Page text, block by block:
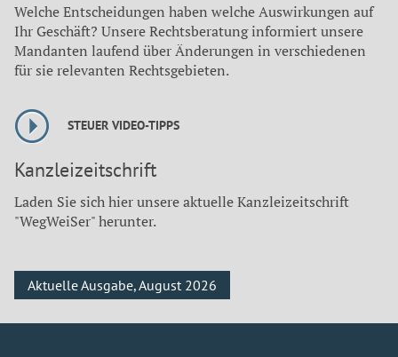
Welche Entscheidungen haben welche Auswirkungen auf
Ihr Geschäft? Unsere Rechtsberatung informiert unsere
Mandanten laufend über Änderungen in verschiedenen
für sie relevanten Rechtsgebieten.
STEUER VIDEO-TIPPS
Kanzleizeitschrift
Laden Sie sich hier unsere aktuelle Kanzleizeitschrift
"WegWeiSer" herunter.
Aktuelle Ausgabe, August 2026